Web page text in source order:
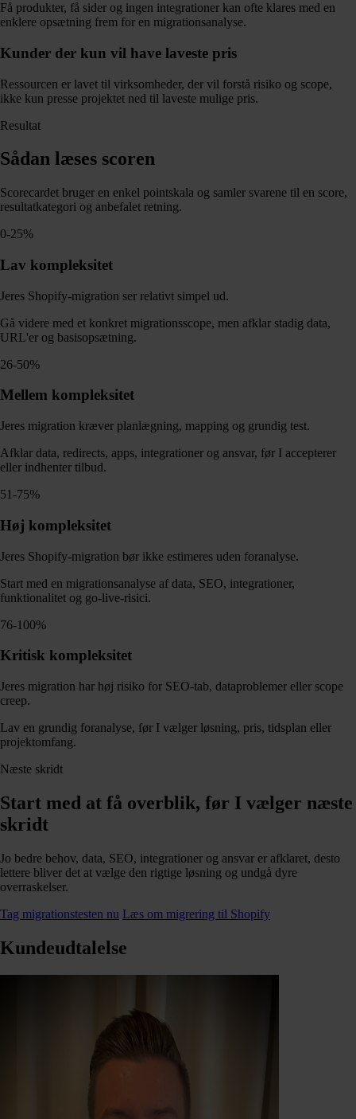
Få produkter, få sider og ingen integrationer kan ofte klares med en
enklere opsætning frem for en migrationsanalyse.
Kunder der kun vil have laveste pris
Ressourcen er lavet til virksomheder, der vil forstå risiko og scope,
ikke kun presse projektet ned til laveste mulige pris.
Resultat
Sådan læses scoren
Scorecardet bruger en enkel pointskala og samler svarene til en score,
resultatkategori og anbefalet retning.
0-25%
Lav kompleksitet
Jeres Shopify-migration ser relativt simpel ud.
Gå videre med et konkret migrationsscope, men afklar stadig data,
URL'er og basisopsætning.
26-50%
Mellem kompleksitet
Jeres migration kræver planlægning, mapping og grundig test.
Afklar data, redirects, apps, integrationer og ansvar, før I accepterer
eller indhenter tilbud.
51-75%
Høj kompleksitet
Jeres Shopify-migration bør ikke estimeres uden foranalyse.
Start med en migrationsanalyse af data, SEO, integrationer,
funktionalitet og go-live-risici.
76-100%
Kritisk kompleksitet
Jeres migration har høj risiko for SEO-tab, dataproblemer eller scope
creep.
Lav en grundig foranalyse, før I vælger løsning, pris, tidsplan eller
projektomfang.
Næste skridt
Start med at få overblik, før I vælger næste
skridt
Jo bedre behov, data, SEO, integrationer og ansvar er afklaret, desto
lettere bliver det at vælge den rigtige løsning og undgå dyre
overraskelser.
Tag migrationstesten nu Læs om migrering til Shopify
Kundeudtalelse